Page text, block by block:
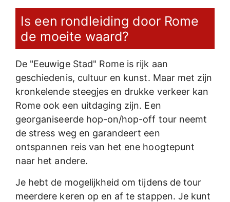
Is een rondleiding door Rome
de moeite waard?
De "Eeuwige Stad" Rome is rijk aan
geschiedenis, cultuur en kunst. Maar met zijn
kronkelende steegjes en drukke verkeer kan
Rome ook een uitdaging zijn. Een
georganiseerde hop-on/hop-off tour neemt
de stress weg en garandeert een
ontspannen reis van het ene hoogtepunt
naar het andere.
Je hebt de mogelijkheid om tijdens de tour
meerdere keren op en af te stappen. Je kunt